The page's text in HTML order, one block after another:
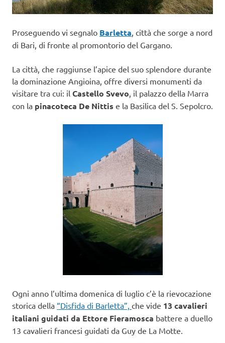
Proseguendo vi segnalo Barletta , città che sorge a nord
di Bari, di fronte al promontorio del Gargano.
La città, che raggiunse l’apice del suo splendore durante
la dominazione Angioina, offre diversi monumenti da
visitare tra cui: il Castello Svevo , il palazzo della Marra
con la pinacoteca De Nittis e la Basilica del S. Sepolcro.
Ogni anno l’ultima domenica di luglio c’è la rievocazione
storica della “Disfida di Barletta”, che vide 13 cavalieri
italiani guidati da Ettore Fieramosca battere a duello
13 cavalieri francesi guidati da Guy de La Motte.